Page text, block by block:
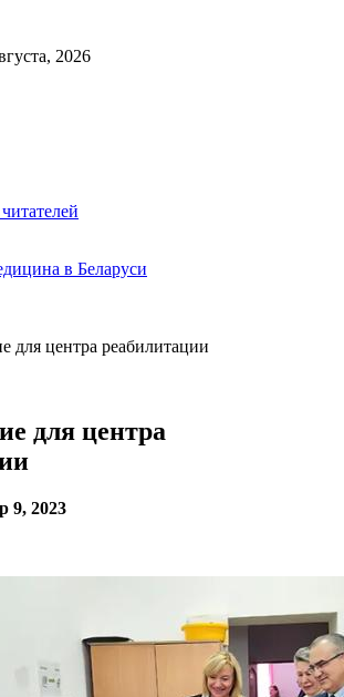
2026
в Беларуси
для центра реабилитации
для центра
9, 2023